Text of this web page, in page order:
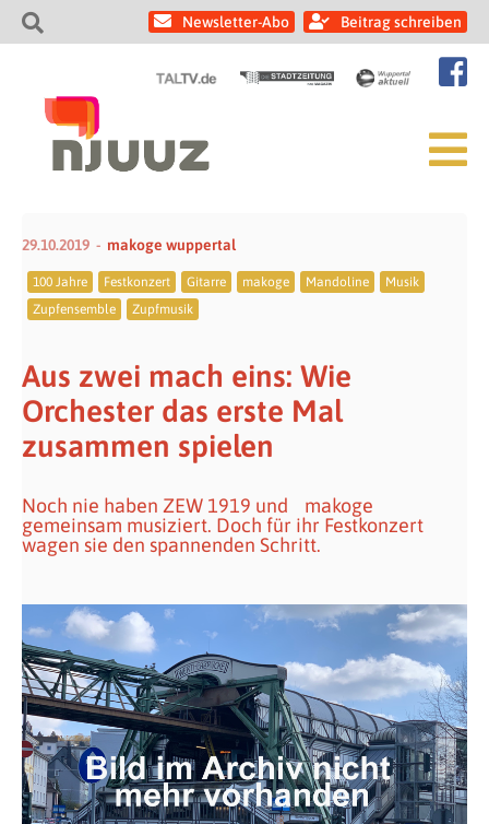
Newsletter-Abo Beitrag schreiben
29.10.2019 makoge wuppertal
100 Jahre Festkonzert Gitarre makoge Mandoline
Musik
Zupfensemble
Zupfmusik
Aus zwei mach eins: Wie
Orchester das erste Mal
zusammen spielen
Noch nie haben ZEW 1919 und makoge
gemeinsam musiziert. Doch für ihr Festkonzert
wagen sie den spannenden Schritt.